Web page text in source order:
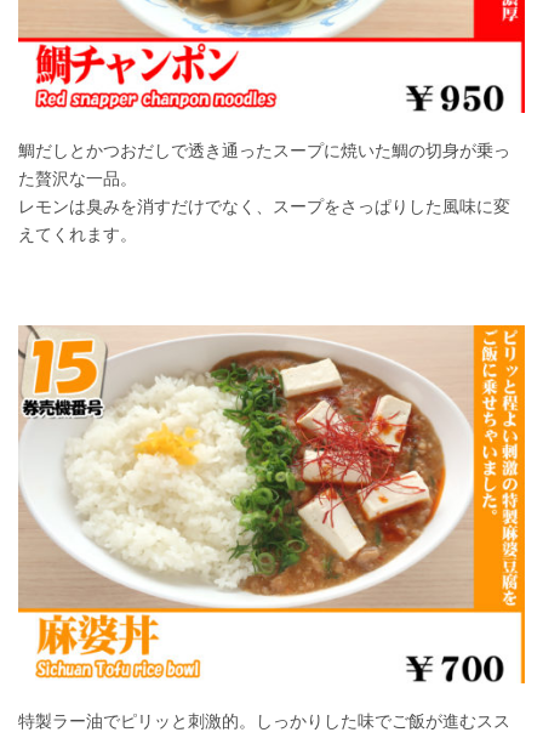
鯛だしとかつおだしで透き通ったスープに焼いた鯛の切身が乗っ
た贅沢な一品。
レモンは臭みを消すだけでなく、スープをさっぱりした風味に変
えてくれます。
特製ラー油でピリッと刺激的。しっかりした味でご飯が進むスス